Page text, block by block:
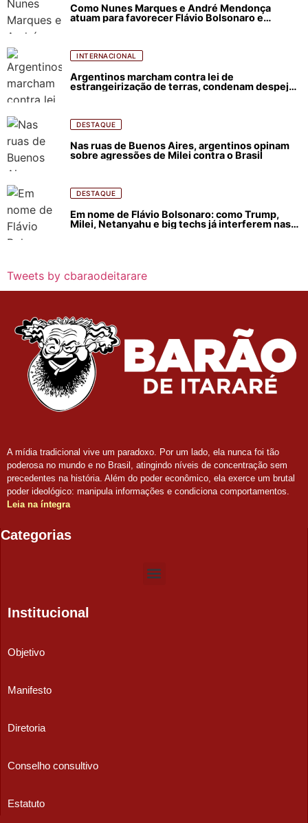
Como Nunes Marques e André Mendonça
atuam para favorecer Flávio Bolsonaro e
INTERNACIONAL
Argentinos marcham contra lei de
estrangeirização de terras, condenam despejos
DESTAQUE
Nas ruas de Buenos Aires, argentinos opinam
sobre agressões de Milei contra o Brasil
DESTAQUE
Em nome de Flávio Bolsonaro: como Trump,
Milei, Netanyahu e big techs já interferem nas
Tweets by cbaraodeitarare
A mídia tradicional vive um paradoxo. Por um lado, ela nunca foi tão
poderosa no mundo e no Brasil, atingindo níveis de concentração sem
precedentes na história. Além do poder econômico, ela exerce um brutal
poder ideológico: manipula informações e condiciona comportamentos.
Leia na íntegra
Categorias
Institucional
Objetivo
Manifesto
Diretoria
Conselho consultivo
Estatuto